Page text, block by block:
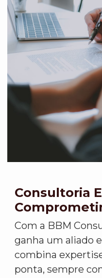
Consultoria
Com a BBM
ganha um aliado
combina
ponta, sempre